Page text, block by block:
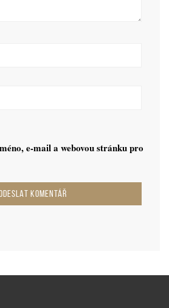
e-mail a webovou stránku pro